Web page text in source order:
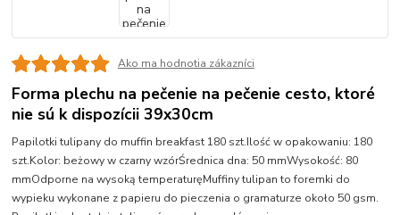
Ako ma hodnotia zákazníci
Forma plechu na pečenie na pečenie cesto, ktoré
nie sú k dispozícii 39x30cm
Papilotki tulipany do muffin breakfast 180 szt.Ilość w opakowaniu: 180
szt.Kolor: beżowy w czarny wzórŚrednica dna: 50 mmWysokość: 80
mmOdporne na wysoką temperaturęMuffiny tulipan to foremki do
wypieku wykonane z papieru do pieczenia o gramaturze około 50 gsm.